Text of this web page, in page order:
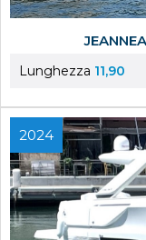
Lunghezza 11,90
2024